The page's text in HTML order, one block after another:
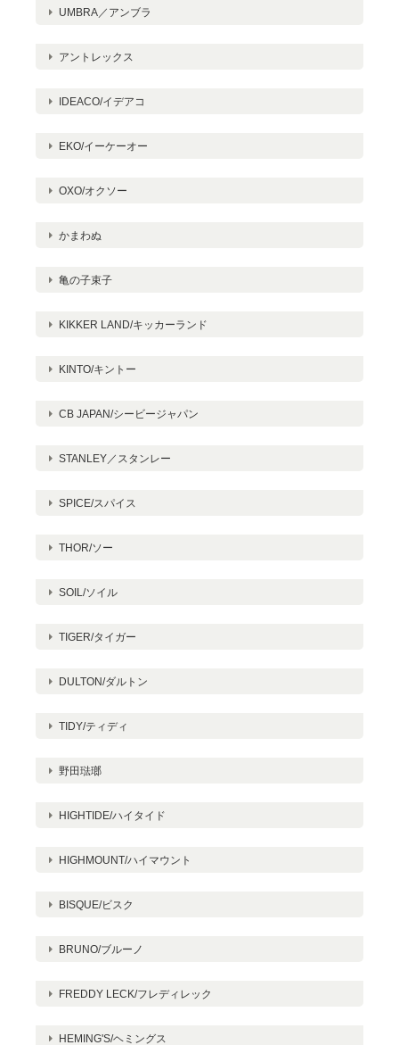
UMBRA／アンブラ
アントレックス
IDEACO/イデアコ
EKO/イーケーオー
OXO/オクソー
かまわぬ
亀の子束子
KIKKER LAND/キッカーランド
KINTO/キントー
CB JAPAN/シービージャパン
STANLEY／スタンレー
SPICE/スパイス
THOR/ソー
SOIL/ソイル
TIGER/タイガー
DULTON/ダルトン
TIDY/ティディ
野田琺瑯
HIGHTIDE/ハイタイド
HIGHMOUNT/ハイマウント
BISQUE/ビスク
BRUNO/ブルーノ
FREDDY LECK/フレディレック
HEMING'S/ヘミングス